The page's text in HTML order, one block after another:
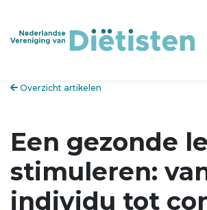
Overzicht artikelen
Een gezonde
stimuleren:
individu tot